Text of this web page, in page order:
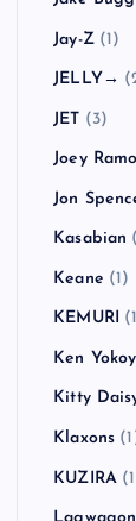
Jay-Z(1)
JELLY→
JET (3)
Joey
Jon
Kasabian
Keane (1)
KEMURI
Ken
Kitty
Klaxons
KUZIRA